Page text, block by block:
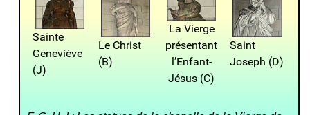
Sainte
Geneviève
(J)
Le Christ
(B)
La Vierge
présentant
l’Enfant-
Jésus (C)
Saint
Joseph (D)